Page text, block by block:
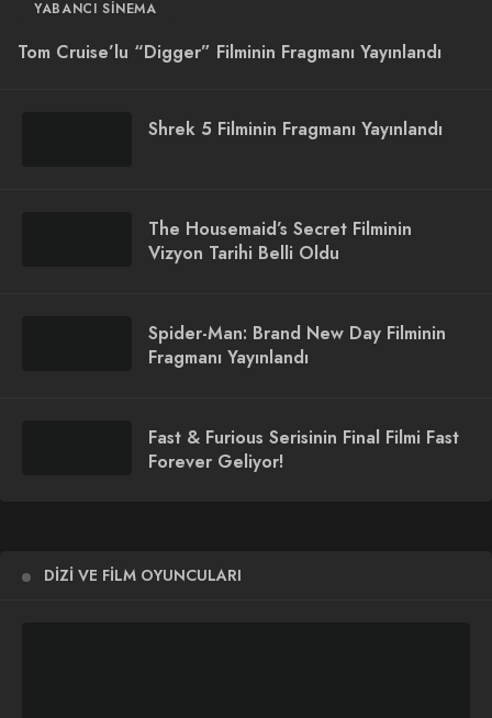
YABANCI SINEMA
Tom Cruise’lu “Digger” Filminin Fragmanı Yayınlandı
Shrek 5 Filminin Fragmanı Yayınlandı
The Housemaid’s Secret Filminin
Vizyon Tarihi Belli Oldu
Spider-Man: Brand New Day Filminin
Fragmanı Yayınlandı
Fast & Furious Serisinin Final Filmi Fast
Forever Geliyor!
DIZI VE FILM OYUNCULARI